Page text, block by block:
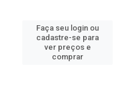
Faça seu login ou
cadastre-se para
ver preços e
comprar